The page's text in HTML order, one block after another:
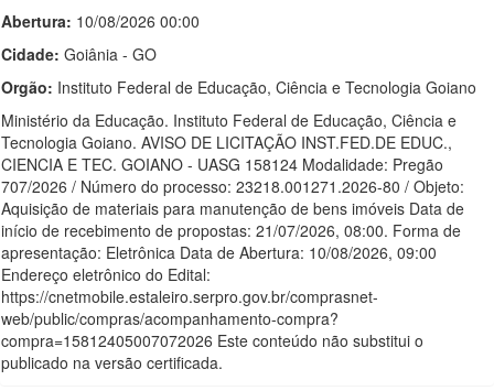
Abertura: 10/08/2026 00:00
Cidade: Goiânia - GO
Orgão: Instituto Federal de Educação, Ciência e Tecnologia Goiano
Ministério da Educação. Instituto Federal de Educação, Ciência e
Tecnologia Goiano. AVISO DE LICITAÇÃO INST.FED.DE EDUC.,
CIENCIA E TEC. GOIANO - UASG 158124 Modalidade: Pregão
707/2026 / Número do processo: 23218.001271.2026-80 / Objeto:
Aquisição de materiais para manutenção de bens imóveis Data de
início de recebimento de propostas: 21/07/2026, 08:00. Forma de
apresentação: Eletrônica Data de Abertura: 10/08/2026, 09:00
Endereço eletrônico do Edital:
https://cnetmobile.estaleiro.serpro.gov.br/comprasnet-
web/public/compras/acompanhamento-compra?
compra=15812405007072026 Este conteúdo não substitui o
publicado na versão certificada.